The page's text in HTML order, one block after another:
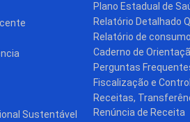
Sustentável
Plano Estadual de
Relatório Detalhado
Relatório de
Caderno de
Perguntas
Fiscalização e
Receitas,
Renúncia de Receita